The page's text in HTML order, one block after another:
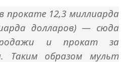
прокате 12,3 миллиарда
долларов) — сюда
и прокат за
Таким образом мульт